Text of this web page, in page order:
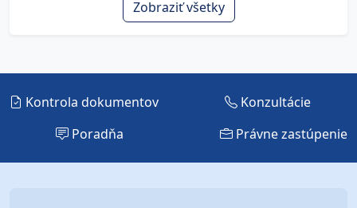
Zobraziť všetky
Kontrola dokumentov
Konzultácie
Poradňa
Právne zastúpenie